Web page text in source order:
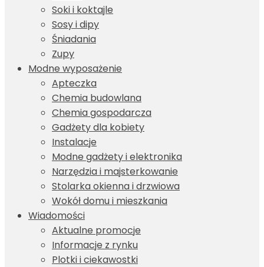
Soki i koktajle
Sosy i dipy
Śniadania
Zupy
Modne wyposażenie
Apteczka
Chemia budowlana
Chemia gospodarcza
Gadżety dla kobiety
Instalacje
Modne gadżety i elektronika
Narzędzia i majsterkowanie
Stolarka okienna i drzwiowa
Wokół domu i mieszkania
Wiadomości
Aktualne promocje
Informacje z rynku
Plotki i ciekawostki